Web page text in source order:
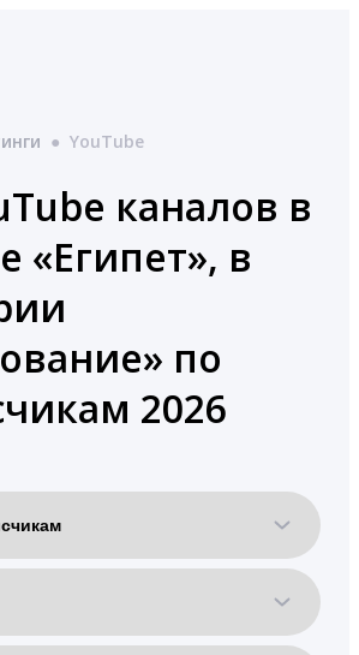
● YouTube
каналов в
«Египет», в
по
2026